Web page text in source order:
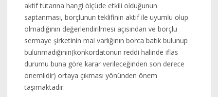
aktif tutarına hangi ölçüde etkili olduğunun
saptanması, borçlunun teklifinin aktif ile uyumlu olup
olmadığının değerlendirilmesi açısından ve borçlu
sermaye şirketinin mal varlığının borca batık bulunup
bulunmadığının(konkordatonun reddi halinde iflas
durumu buna göre karar verileceğinden son derece
önemlidir) ortaya çıkması yönünden önem
taşımaktadır.